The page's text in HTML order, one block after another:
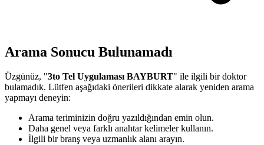
Arama Sonucu Bulunamadı
Üzgünüz, "3to Tel Uygulaması BAYBURT" ile ilgili bir doktor
bulamadık. Lütfen aşağıdaki önerileri dikkate alarak yeniden arama
yapmayı deneyin:
Arama teriminizin doğru yazıldığından emin olun.
Daha genel veya farklı anahtar kelimeler kullanın.
İlgili bir branş veya uzmanlık alanı arayın.